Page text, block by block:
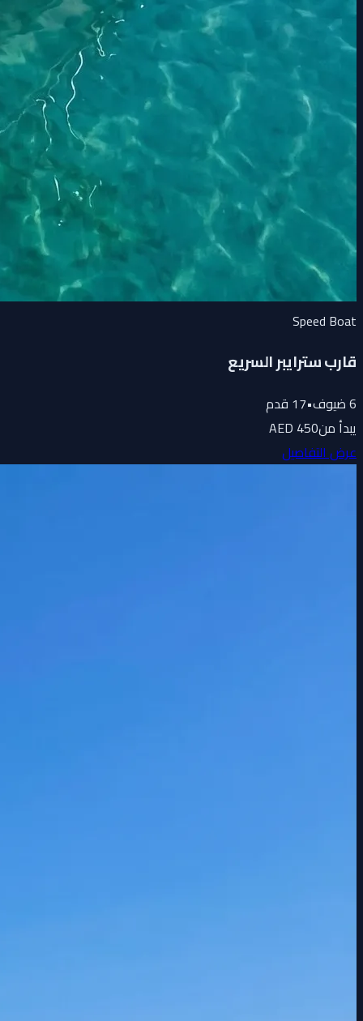
Speed Boat
قارب سترايبر السريع
ضيوف•
17 قدم
يبدأ من450 AED
عرض التفاصيل